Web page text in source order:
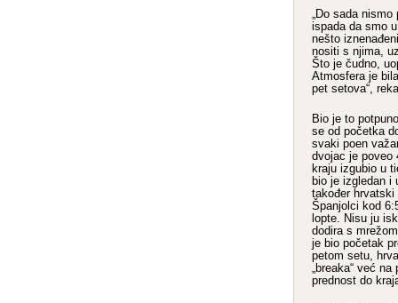
„Do sada
ispada da smo
nešto
nositi s njima,
Što je čudno,
Atmosfera je
pet setova“,
Bio je to
se od početka
svaki poen
dvojac je poveo
kraju izgubio u
bio je izgledan i
također
Španjolci kod
lopte. Nisu ju
dodira s
je bio početak
petom setu,
„breaka“ već
prednost do